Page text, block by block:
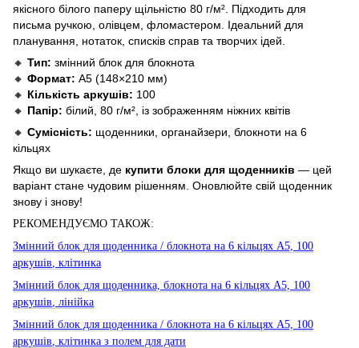
якісного білого паперу щільністю 80 г/м². Підходить для
письма ручкою, олівцем, фломастером. Ідеальний для
планування, нотаток, списків справ та творчих ідей.
🔸 Тип: змінний блок для блокнота
🔸 Формат: A5 (148×210 мм)
🔸 Кількість аркушів: 100
🔸 Папір: білий, 80 г/м², із зображенням ніжних квітів
🔸 Сумісність: щоденники, органайзери, блокноти на 6
кільцях
Якщо ви шукаєте, де купити блоки для щоденників — цей
варіант стане чудовим рішенням. Оновлюйте свій щоденник
знову і знову!
РЕКОМЕНДУЄМО ТАКОЖ:
Змінний блок для щоденника / блокнота на 6 кільцях А5, 100
аркушів , клітинка
Змінний блок для щоденника, блокнота на 6 кільцях А5, 100
аркушів , лінійка
Змінний блок для щоденника / блокнота на 6 кільцях А5, 100
аркушів , клітинка з полем для дати